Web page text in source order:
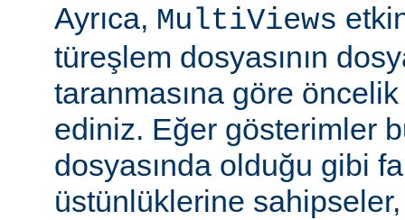
Ayrıca, MultiViews
türeşlem dosyasının
taranmasına göre
ediniz. Eğer gösterimler
dosyasında olduğu gibi
üstünlüklerine